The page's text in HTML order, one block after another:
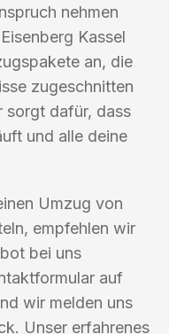
nehmen
Kassel
an, die
zugeschnitten
sorgt dafür, dass
und alle deine
Umzug von
empfehlen wir
bei uns
auf
wir melden uns
Unser erfahrenes